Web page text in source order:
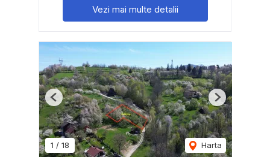
Vezi mai multe detalii
1 / 18 Harta
Previous Next